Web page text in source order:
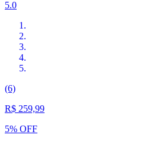
5.0
(6)
R$ 259,99
5% OFF